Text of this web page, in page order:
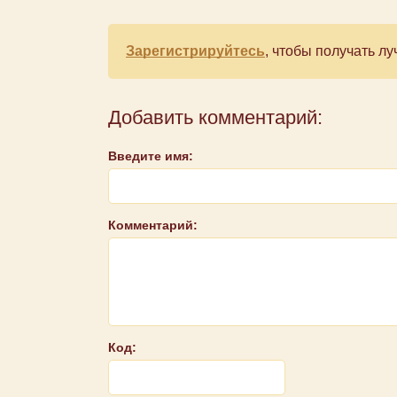
Зарегистрируйтесь, чтобы получать
Добавить комментарий:
Введите имя:
Комментарий:
Код: